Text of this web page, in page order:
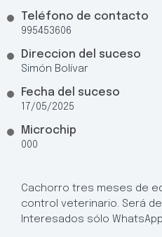
Teléfono de contacto
995453606
Direccion del suceso
Simón Bolívar
Fecha del suceso
17/05/2025
Microchip
000
Cachorro tres meses de
control veterinario. Será
Interesados sólo WhatsApp